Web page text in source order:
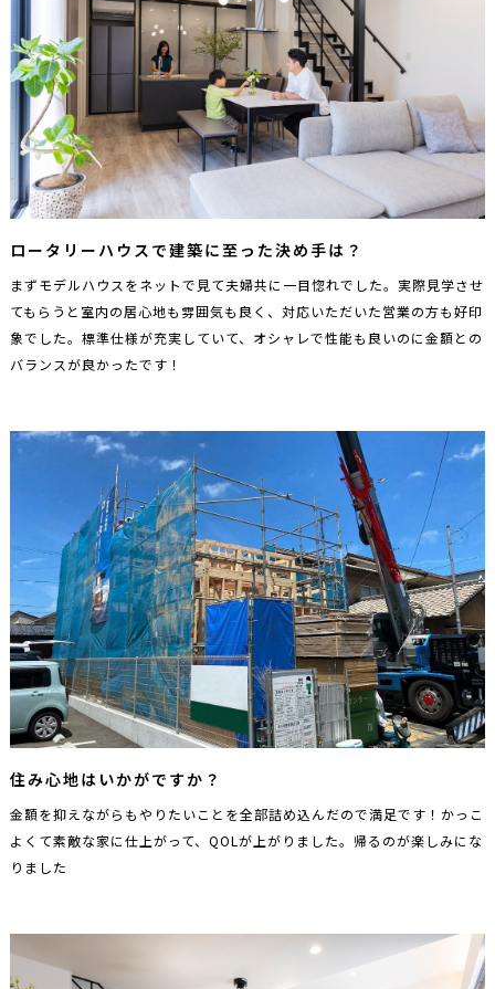
ロータリーハウスで建築に至った決め手は？
まずモデルハウスをネットで見て夫婦共に一目惚れでした。実際見学させ
てもらうと室内の居心地も雰囲気も良く、対応いただいた営業の方も好印
象でした。標準仕様が充実していて、オシャレで性能も良いのに金額との
バランスが良かったです！
住み心地はいかがですか？
金額を抑えながらもやりたいことを全部詰め込んだので満足です！かっこ
よくて素敵な家に仕上がって、QOLが上がりました。帰るのが楽しみにな
りました